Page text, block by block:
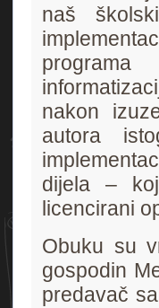
naš
programa
nakon
autora
dijela –
licencirani
Obuku su
gospodin
predavač